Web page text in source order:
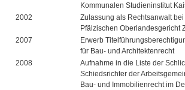
Kommunalen Studieninstitut
2002
Zulassung als Rechtsanwalt
Pfälzischen Oberlandesgericht
2007
Erwerb
für Bau- und Architektenrecht
2008
Aufnahme in die Liste der
Schiedsrichter der
Bau- und Immobilienrecht im